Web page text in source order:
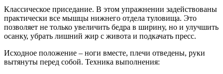
Классическое приседание. В этом упражнении задействованы
практически все мышцы нижнего отдела туловища. Это
позволяет не только увеличить бедра в ширину, но и улучшить
осанку, убрать лишний жир с живота и подкачать пресс.
Исходное положение – ноги вместе, плечи отведены, руки
вытянуты перед собой. Техника выполнения: